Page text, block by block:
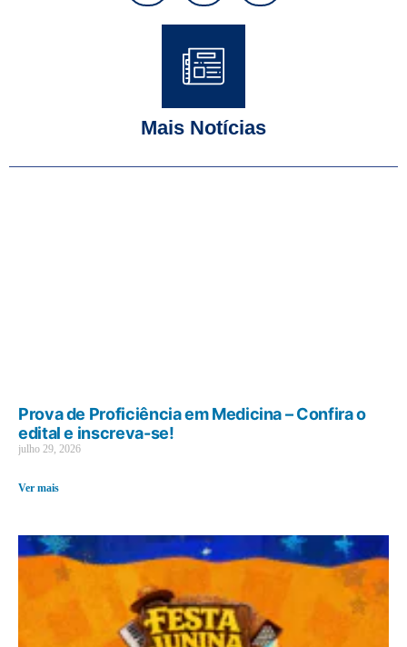
Mais Notícias
Prova de Proficiência em Medicina – Confira o
edital e inscreva-se!
julho 29, 2026
Ver mais